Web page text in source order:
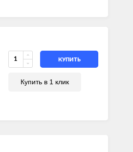
КУПИТЬ
Купить в 1 клик